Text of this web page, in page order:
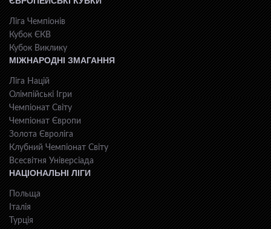
Ліга Чемпіонів
Кубок ЄКВ
Кубок Виклику
МІЖНАРОДНІ ЗМАГАННЯ
Ліга Націй
Олімпійські Ігри
Чемпіонат Світу
Чемпіонат Європи
Золота Євроліга
Клубний Чемпіонат Світу
Всесвiтня Унiверсiaда
НАЦІОНАЛЬНІ ЛІГИ
Польща
Італія
Турція